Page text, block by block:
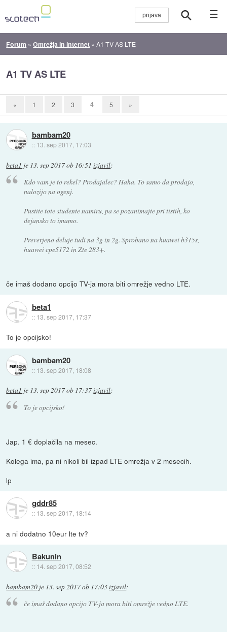
☰
Forum »Omrežja in internet »A1 TV AS LTE
A1 TV AS LTE
« 1 2 3 4 5 »
bambam20
:: 13. sep 2017, 17:03
beta1 je 13. sep 2017 ob 16:51 izjavil:
Kdo vam je to rekel? Prodajalec? Haha. To samo da prodajo,
nalozijo na ogenj.
Pustite tote studente namiru, pa se pozanimajte pri tistih, ko
dejansko to imamo.
Preverjeno deluje tudi na 3g in 2g. Sprobano na huawei b315s,
huawei cpe5172 in Zte 283+.
če imaš dodano opcijo TV-ja mora biti omrežje vedno LTE.
beta1
:: 13. sep 2017, 17:37
To je opcijsko!
bambam20
:: 13. sep 2017, 18:08
beta1 je 13. sep 2017 ob 17:37izjavil:
To je opcijsko!
Jap. 1 € doplačila na mesec.
Kolega ima, pa ni nikoli bil izpad LTE omrežja v 2 mesecih.
lp
gddr85
:: 13. sep 2017, 18:14
a ni dodatno 10eur lte tv?
Bakunin
:: 14. sep 2017, 08:52
bambam20 je 13. sep 2017 ob 17:03izjavil:
če imaš dodano opcijo TV-ja mora biti omrežje vedno LTE.